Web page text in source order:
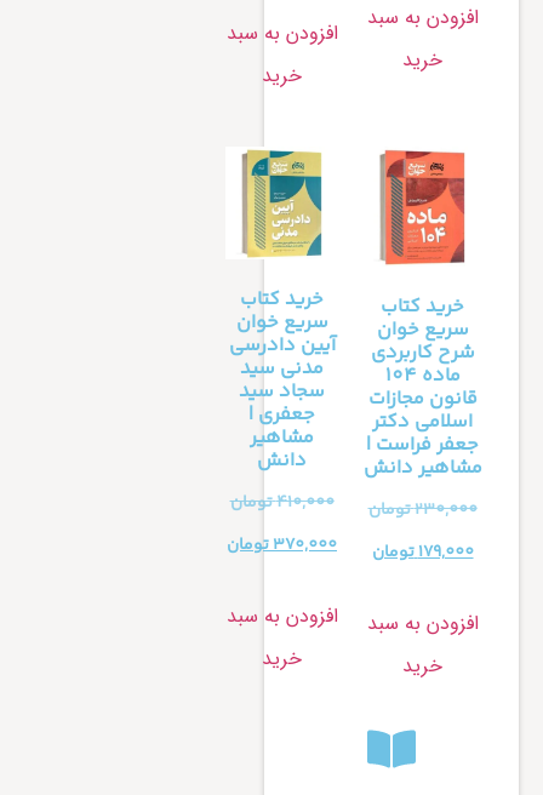
افزودن به سبد
خرید
افزودن به سبد
خرید
خرید کتاب
سریع خوان
شرح کاربردی
ماده 104
قانون مجازات
اسلامی دکتر
جعفر فراست |
مشاهیر دانش
230,000تومان
179,000تومان
افزودن به سبد
خرید
خرید کتاب
سریع خوان
آیین دادرسی
مدنی سید
سجاد سید
جعفری |
مشاهیر
دانش
410,000تومان
370,000تومان
افزودن به سبد
خرید